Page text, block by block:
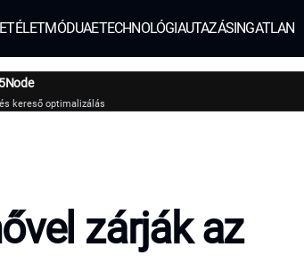
ÉLETMÓDUAETECHNOLÓGIAUTAZÁSINGATLAN
kereső optimalizálás
zárják az